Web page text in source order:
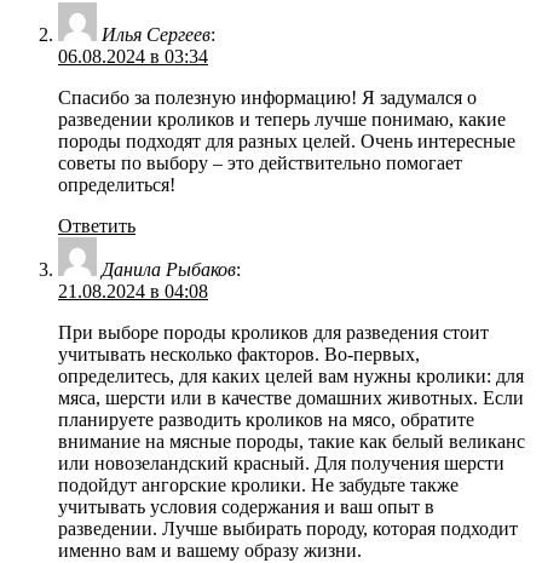
Илья Сергеев:
06.08.2024 в 03:34
Спасибо за полезную информацию! Я задумался о
разведении кроликов и теперь лучше понимаю, какие
породы подходят для разных целей. Очень интересные
советы по выбору – это действительно помогает
определиться!
Ответить
Данила Рыбаков:
21.08.2024 в 04:08
При выборе породы кроликов для разведения стоит
учитывать несколько факторов. Во-первых,
определитесь, для каких целей вам нужны кролики: для
мяса, шерсти или в качестве домашних животных. Если
планируете разводить кроликов на мясо, обратите
внимание на мясные породы, такие как белый великанс
или новозеландский красный. Для получения шерсти
подойдут ангорские кролики. Не забудьте также
учитывать условия содержания и ваш опыт в
разведении. Лучше выбирать породу, которая подходит
именно вам и вашему образу жизни.